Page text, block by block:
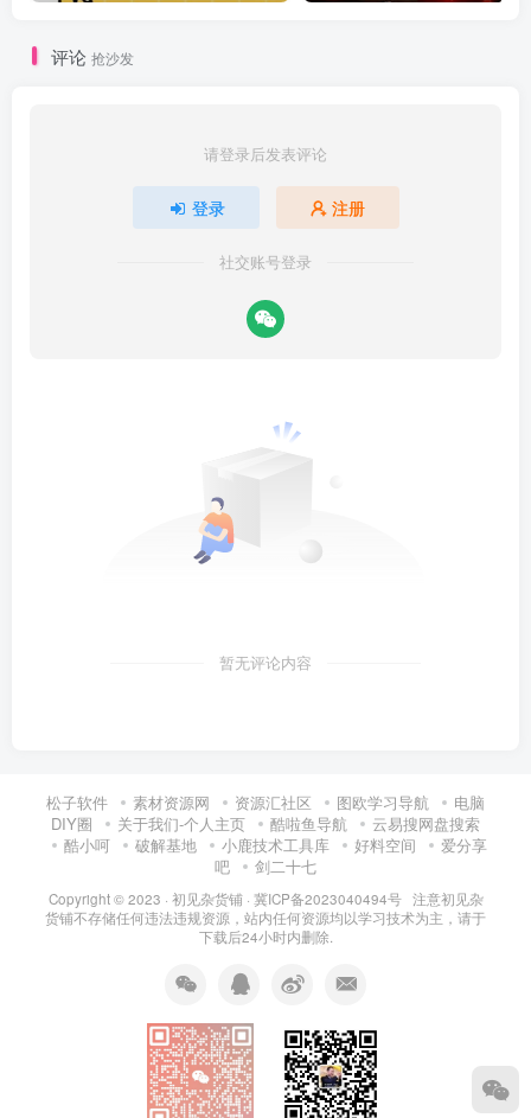
评论 抢沙发
请登录后发表评论
登录 注册
社交账号登录
暂无评论内容
松子软件 素材资源网 资源汇社区 图欧学习导航
电脑
DIY圈
关于我们-个人主页 酷啦鱼导航
云易搜网盘搜索
酷小呵
破解基地 小鹿技术工具库 好料空间
爱分享
吧
剑二十七
Copyright © 2023 · 初见杂货铺· 冀ICP备2023040494号 注意初见杂
货铺不存储任何违法违规资源，站内任何资源均以学习技术为主，请于
下载后24小时内删除.